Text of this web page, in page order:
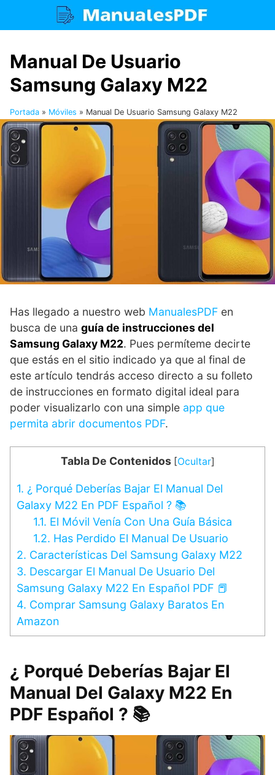
Manual De Usuario
Samsung Galaxy M22
Portada » Móviles » Manual De Usuario Samsung Galaxy M22
Has llegado a nuestro web ManualesPDF en
busca de una guía de instrucciones del
Samsung Galaxy M22. Pues permíteme decirte
que estás en el sitio indicado ya que al final de
este artículo tendrás acceso directo a su folleto
de instrucciones en formato digital ideal para
poder visualizarlo con una simple app que
permita abrir documentos PDF.
Tabla De Contenidos [Ocultar]
1. ¿ Porqué Deberías Bajar El Manual Del
Galaxy M22 En PDF Español ? 📚
1.1. El Móvil Venía Con Una Guía Básica
1.2. Has Perdido El Manual De Usuario
2. Características Del Samsung Galaxy M22
3. Descargar El Manual De Usuario Del
Samsung Galaxy M22 En Español PDF 📕
4. Comprar Samsung Galaxy Baratos En
Amazon
¿ Porqué Deberías Bajar El
Manual Del Galaxy M22 En
PDF Español ? 📚